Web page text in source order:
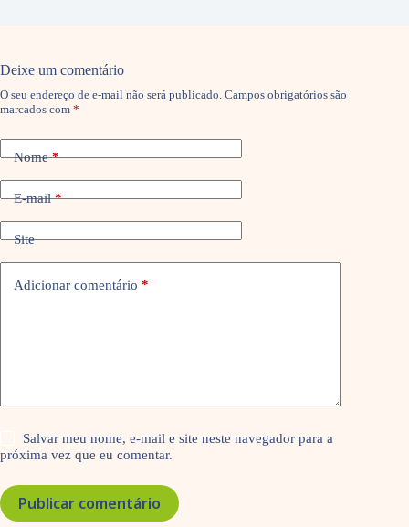
Deixe um comentário
O seu endereço de e-mail não será publicado. Campos obrigatórios são
marcados com *
Nome*
E-mail*
Site
Adicionar comentário *
Salvar meu nome, e-mail e site neste navegador para a
próxima vez que eu comentar.
Publicar comentário